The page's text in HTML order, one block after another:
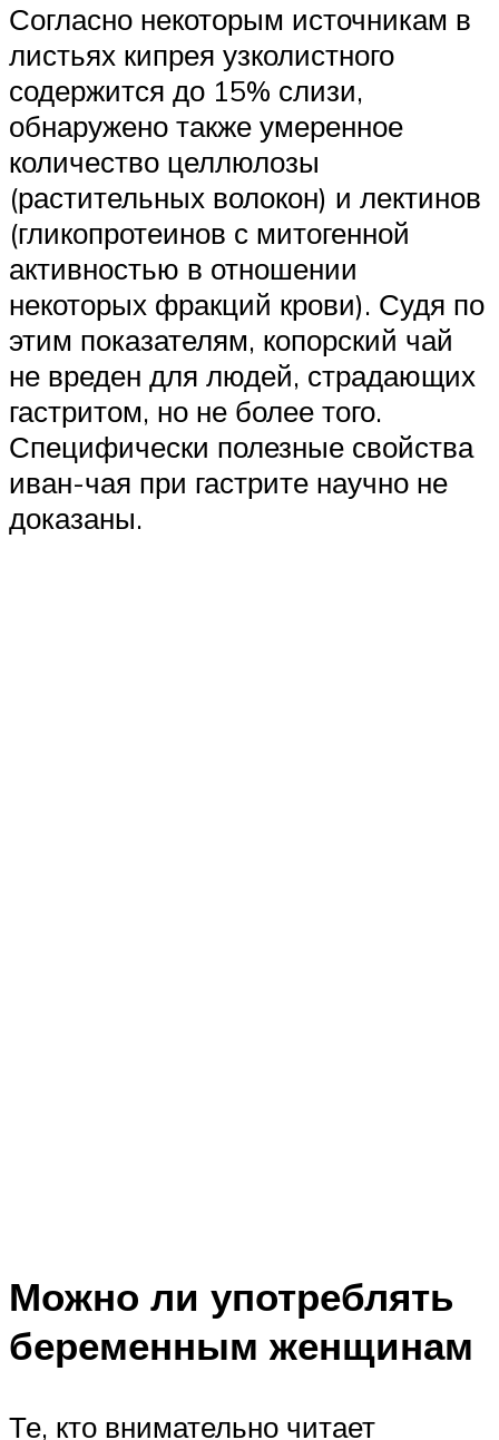
Согласно некоторым источникам в
листьях кипрея узколистного
содержится до 15% слизи,
обнаружено также умеренное
количество целлюлозы
(растительных волокон) и лектинов
(гликопротеинов с митогенной
активностью в отношении
некоторых фракций крови). Судя по
этим показателям, копорский чай
не вреден для людей, страдающих
гастритом, но не более того.
Специфически полезные свойства
иван-чая при гастрите научно не
доказаны.
Можно ли употреблять
беременным женщинам
Те, кто внимательно читает